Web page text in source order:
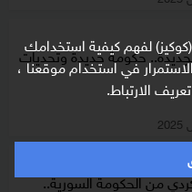
لفهم كيفية استخدامك
في استخدام موقعنا ،
الارتباط.
حكومة جديدة وتحديات
من الحكومة السورية..